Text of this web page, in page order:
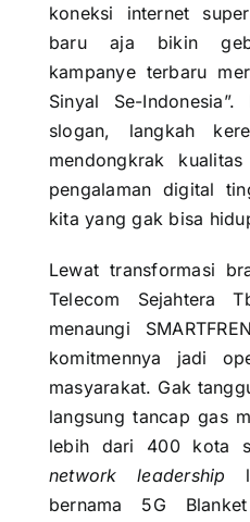
koneksi internet
baru aja bikin
kampanye terbaru
Sinyal Se-
slogan, langkah
mendongkrak
pengalaman digital
kita yang gak bisa
Lewat transformasi
Telecom Sejahtera
menaungi
komitmennya jadi
masyarakat. Gak
langsung tancap gas
lebih dari 400 kota
network leadership
bernama 5G